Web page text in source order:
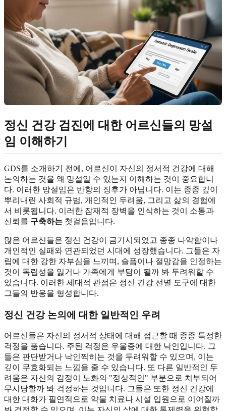
정신 건강 검진에 대한 어르신들의 망설
임 이해하기
GDS를 소개하기 전에, 어르신이 자신의 정서적 건강에 대해
논의하는 것을 왜 망설일 수 있는지 이해하는 것이 중요합니
다. 이러한 망설임은 반항의 징후가 아닙니다. 이는 종종 깊이
뿌리내린 사회적 규범, 개인적인 두려움, 그리고 삶의 경험에
서 비롯됩니다. 이러한 잠재적 장벽을 인식하는 것이 소통과
신뢰를 구축하는 첫걸음입니다.
많은 어르신들은 정신 건강이 금기시되었고 종종 나약함이나
개인적인 실패와 연관되었던 시대에 성장했습니다. 그들은 자
립에 대한 강한 자부심을 느끼며, 슬픔이나 절망감을 인정하는
것이 독립성을 잃거나 가족에게 부담이 될까 봐 두려워할 수
있습니다. 이러한 세대적 관점은 정신 건강 선별 도구에 대한
그들의 반응을 형성합니다.
정신 건강 논의에 대한 일반적인 우려
어르신들은 자신의 정서적 상태에 대해 접근할 때 종종 특정한
걱정을 품습니다. 주된 걱정은 우울증에 대한 낙인입니다. 그
들은 판단받거나 낙인찍히는 것을 두려워할 수 있으며, 이는
깊이 무효화되는 느낌을 줄 수 있습니다. 또 다른 일반적인 두
려움은 자신의 감정이 노화의 "정상적인" 부분으로 치부되어
무시당할까 봐 걱정하는 것입니다. 그들은 또한 정신 건강에
대한 대화가 필연적으로 약물 치료나 시설 입원으로 이어질까